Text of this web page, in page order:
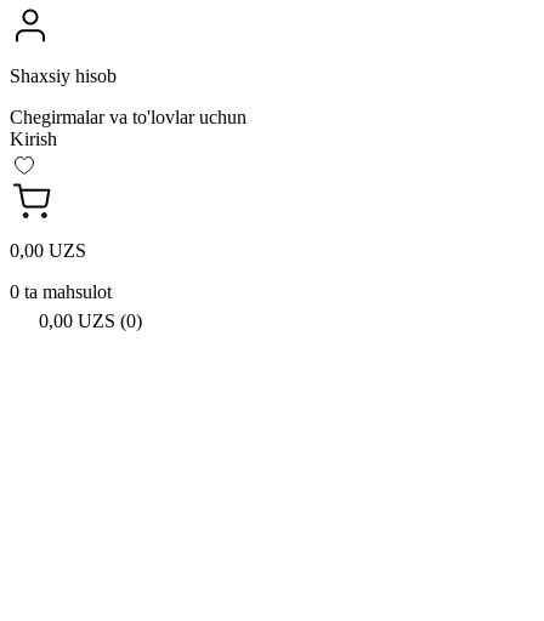
Shaxsiy hisob
Chegirmalar va to'lovlar uchun
Kirish
0,00 UZS
0 ta mahsulot
0,00 UZS (0)